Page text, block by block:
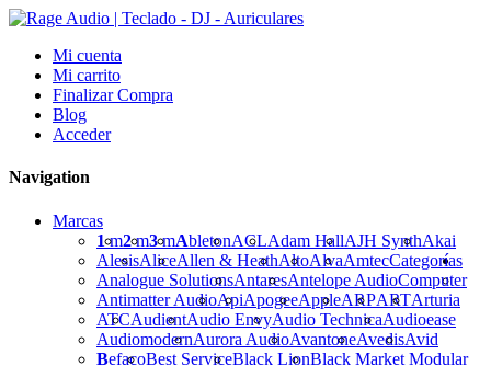
Mi cuenta
Mi carrito
Finalizar Compra
Blog
Acceder
Navigation
Marcas
1m2m3mAbletonACLAdam HallAJH SynthAkai
AlesisAliceAllen & HeathAltoAlvaAmtec
Analogue SolutionsAntaresAntelope Audio
Antimatter AudioApiApogeeAppleARPARTArturia
ATCAudientAudio EnvyAudio TechnicaAudioease
AudiomodernAurora AudioAvantoneAvedisAvid
BefacoBest ServiceBlack LionBlack Market Modular
Categorías
Computer